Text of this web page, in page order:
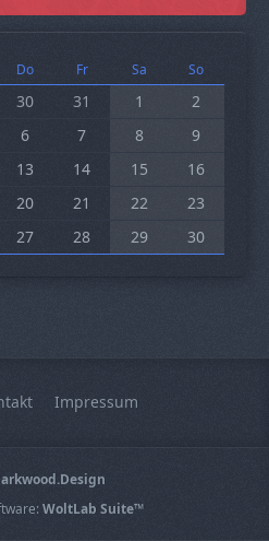
Do Fr Sa So
30 31 1
2
6 7 8
9
13 14 15
16
20 21 22
23
27 28 29 30
Impressum
WoltLab Suite™